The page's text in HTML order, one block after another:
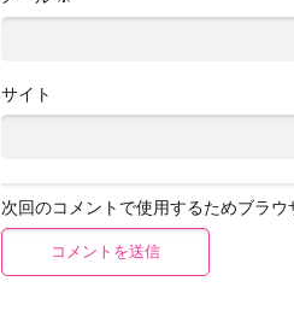
サイト
次回のコメントで使用するためブラ